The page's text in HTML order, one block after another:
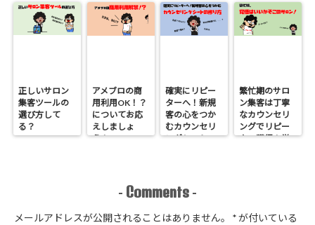
正しいサロン
集客ツールの
選び方して
る？
アメブロの商
用利用OK！？
についてお応
えしましょ
う！
確実にリピー
ターへ！新規
客の心をつか
むカウンセリ
ングシートの
繁忙期のサロ
ン集客は丁寧
なカウンセリ
ングでリピー
ター獲得！覚
- Comments -
メールアドレスが公開されることはありません。 *が付いている